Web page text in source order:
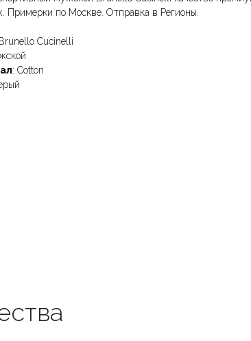
Примерки по Москве. Отправка в Регионы.
Cucinelli
: Cotton